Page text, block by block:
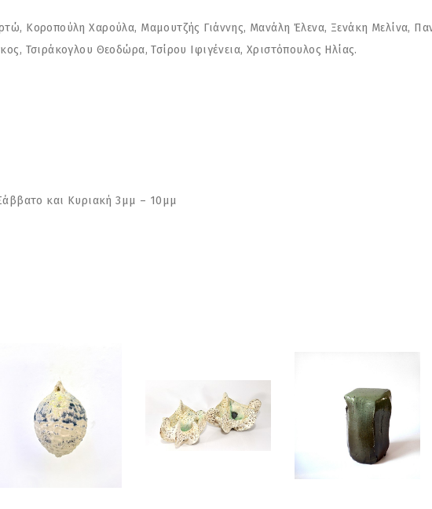
Κοροπούλη Χαρούλα, Μαμουτζής Γιάννης, Μανάλη Έλενα, Ξενάκη Μελίνα,
Τσιράκογλου Θεοδώρα, Τσίρου Ιφιγένεια, Χριστόπουλος Ηλίας.
και Κυριακή 3μμ – 10μμ